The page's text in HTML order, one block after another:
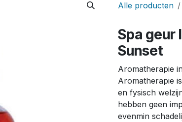
Alle producten
Spa geur
Sunset
Aromatherapie
Aromatherapie
en fysisch
hebben geen
evenmin